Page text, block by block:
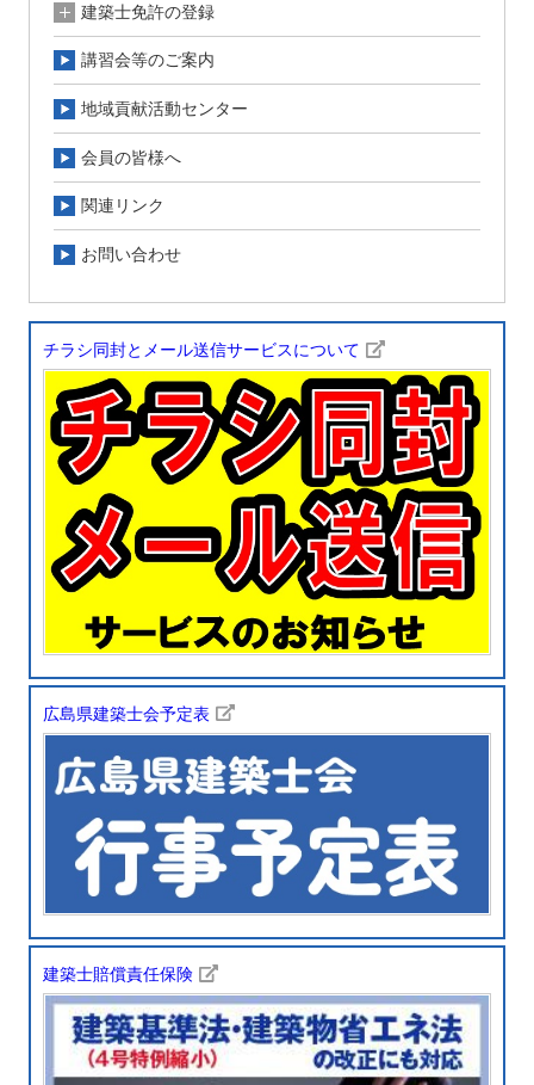
建築士免許の登録
講習会等のご案内
地域貢献活動センター
会員の皆様へ
関連リンク
お問い合わせ
チラシ同封とメール送信サービスについて
広島県建築士会予定表
建築士賠償責任保険